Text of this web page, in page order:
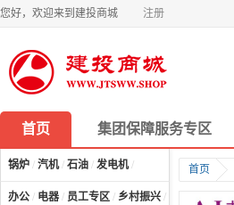
您好，欢迎来到建投商城 注册
首页 集团保障服务专区
锅炉 / 汽机/ 石油 / 发电机/
办公 / 电器 / 员工专区 / 乡村振兴 / 计算机及配件
首页